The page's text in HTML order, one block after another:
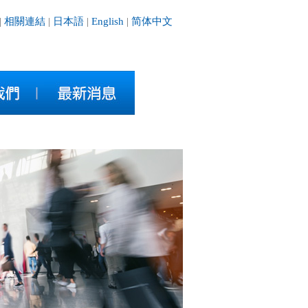
相關連結 | 日本語 | English | 简体中文